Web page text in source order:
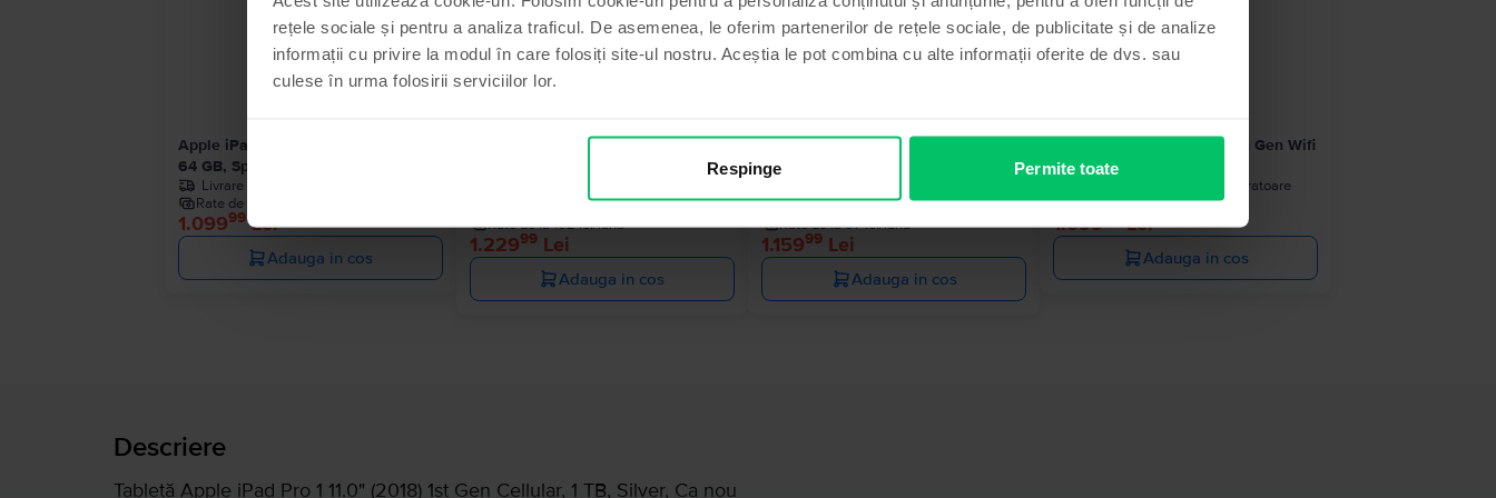
rețele sociale și pentru a analiza traficul. De asemenea, le oferim partenerilor de rețele sociale, de publicitate și de analize
informații cu privire la modul în care folosiți site-ul nostru. Aceștia le pot combina cu alte informații oferite de dvs. sau
culese în urma folosirii serviciilor lor.
Respinge Permite toate
Apple iPad 10.2” (2021) 9th Gen Wifi
64 GB, Space Gray, Ca nou
Livrare estimata:
Rate de la 92 lei/luna
1.09999Lei
Adauga in cos
Apple iPad 10.2” (2021) 9th Gen
Livrare estimata:1-2 zile lucratoare
Rate de la 102 lei/luna
1.22999Lei
Adauga in cos
Apple iPad 10.2” (2021) 9th Gen
Cellular
Livrare estimata:1-2 zile lucratoare
Rate de la 97 lei/luna
1.15999 Lei
Adauga in cos
Apple iPad 10.2” (2021) 9th Gen Wifi
64 GB, Silver, Ca nou
1-2 zile lucratoare
Rate de la 92 lei/luna
1.099 Lei
Adauga in cos
Descriere
Tabletă Apple iPad Pro 1 11.0" (2018) 1st Gen Cellular, 1 TB, Silver, Ca nou